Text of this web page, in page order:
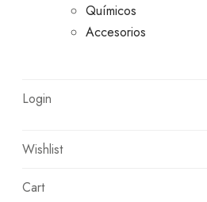
Químicos
Accesorios
Login
Wishlist
Cart